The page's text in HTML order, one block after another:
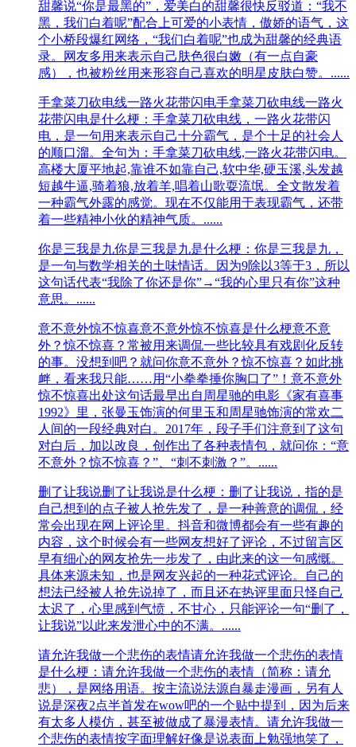
甜馨说“你是最黑的”，爱美白的甜馨很快反驳道：“我不
黑，我们白着呢”配合上可爱的小表情，傲娇的语气，这
个小桥段爆红网络，“我们白着呢”也成为甜馨的经典语
录。网友多用来表示自己肤色很白嫩（有一点自豪
感），也被粉丝用来形容自己喜欢的明星皮肤白赞。......
手拿菜刀砍电线一路火花带闪电手拿菜刀砍电线一路火
花带闪电是什么梗：手拿菜刀砍电线，一路火花带闪
电，是一句用来表示自己十分霸气，是个十足的社会人
的顺口溜。全句为：手拿菜刀砍电线,一路火花带闪电。
高楼大厦平地起,靠谁不如靠自己,软中华,硬玉溪,头发越
短越牛逼,骑着狼,放着羊,唱着山歌耍流氓。全文散发着
一种霸气外露的感觉。现在不仅能用于表现霸气，还带
着一些精神小伙的精神气质。......
你是三我是九你是三我是九是什么梗：你是三我是九，
是一句与数学相关的土味情话。因为9除以3等于3，所以
这句话代表“我除了你还是你”→“我的心里只有你”这种
意思。......
意不意外惊不惊喜意不意外惊不惊喜是什么梗意不意
外？惊不惊喜？常被用来调侃一些比较具有戏剧化反转
的事。没想到吧？就问你意不意外？惊不惊喜？如此挑
衅，看来我只能……用“小拳拳捶你胸口了”！意不意外
惊不惊喜出处这句话最早出自周星驰的电影《家有喜事
1992》里，张曼玉饰演的何里玉和周星驰饰演的常欢二
人间的一段经典对白。​2017年，段子手们注意到了这句
对白后，加以改良，创作出了各种表情包，就问你：“意
不意外？惊不惊喜？”、“刺不刺激？”。......
删了让我说删了让我说是什么梗：删了让我说，指的是
自己想到的点子被人抢先发了，是一种善意的调侃，经
常会出现在网上评论里。抖音和微博都会有一些有趣的
内容，这个时候会有一些网友想好了评论，不过留言区
早有细心的网友抢先一步发了，由此来的这一句感慨。
具体来源未知，也是网友兴起的一种花式评论。自己的
想法已经被人抢先说掉了，而且还在热评里面只怪自己
太迟了，心里感到气愤，不甘心，只能评论一句“删了，
让我说”以此来发泄心中的不满。......
请允许我做一个悲伤的表情请允许我做一个悲伤的表情
是什么梗：请允许我做一个悲伤的表情（简称：请允
悲），是网络用语。按主流说法源自暴走漫画，另有人
说是深夜2点半首发在wow吧的一个贴中提到，因为后来
有太多人模仿，甚至被做成了暴漫表情。请允许我做一
个悲伤的表情按字面理解好像是说表面上勉强地笑了，